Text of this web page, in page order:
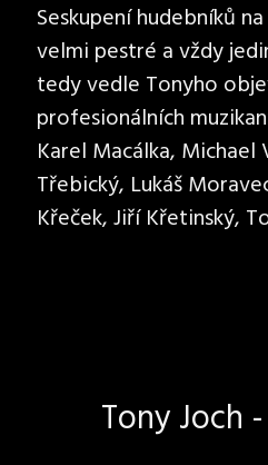
Seskupení hudebníků
velmi pestré a vždy
tedy vedle Tonyho
profesionálních
Karel Macálka, Michael
Třebický, Lukáš
Křeček, Jiří Křetinský,
Tony Joch